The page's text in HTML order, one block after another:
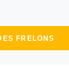
FRELONS